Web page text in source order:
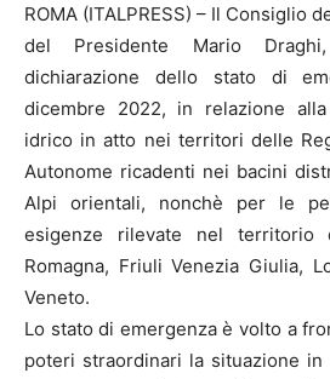
ROMA (ITALPRESS) – Il Consiglio
del Presidente Mario
dichiarazione dello stato di
dicembre 2022, in relazione
idrico in atto nei territori delle
Autonome ricadenti nei bacini
Alpi orientali, nonchè per le
esigenze rilevate nel territorio
Romagna, Friuli Venezia Giulia,
Veneto.
Lo stato di emergenza è volto a
poteri straordinari la situazione